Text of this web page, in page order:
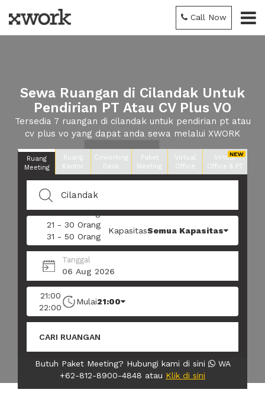
Call Now
Sewa Ruangan di Cilandak Untuk
Pendirian PT Atau CV Plus VO
Tersedia 7 ruangan di cilandak untuk pendirian pt atau
cv plus vo yang dapat anda sewa melalui XWORK
Ruang
Meeting
Ruang
Kantor
Coworking
Desk
Paket
Meeting
Virtual
Office
Virtual
Office & PT
6 - 10 Orang
11 - 20 Orang
21 - 30 Orang
31 - 50 Orang
51 - 100 Orang
100+ Orang
Semua Kapasitas
KapasitasSemua Kapasitas
Tanggal
06 Aug 2026
21:00
22:00
Mulai21:00
CARI RUANGAN
Butuh Paket Meeting? Hubungi kami di sini
WA
+62-812-8900-4848 atau Klik di sini